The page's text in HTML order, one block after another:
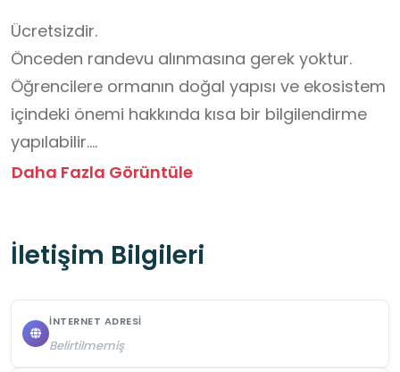
Ücretsizdir.
Önceden randevu alınmasına gerek yoktur.
Öğrencilere ormanın doğal yapısı ve ekosistem
içindeki önemi hakkında kısa bir bilgilendirme
yapılabilir.
Yürüyüş yolları ve orman içi alanlarda
Bitki ve hayvan çeşitliliğini gözlemlemeleri, doğa
Orman içi temizlik, çöp bırakmama ve doğal
Daha Fazla Görüntüle
İletişim Bilgileri
İNTERNET ADRESI
Belirtilmemiş